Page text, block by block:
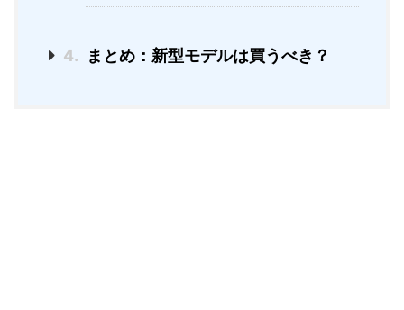
4. まとめ：新型モデルは買うべき？